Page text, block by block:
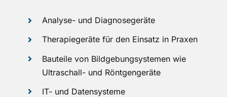
Analyse- und Diagnosegeräte
Therapiegeräte für den Einsatz in Praxen
Bauteile von Bildgebungsystemen wie
Ultraschall- und Röntgengeräte
IT- und Datensysteme